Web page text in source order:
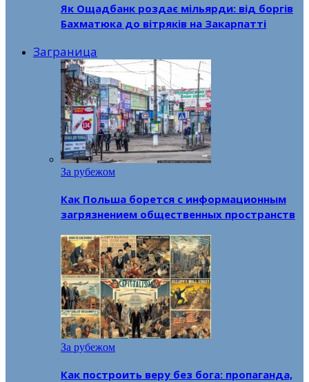
Як Ощадбанк роздає мільярди: від боргів
Бахматюка до вітряків на Закарпатті
Заграница
За рубежом
Как Польша борется с информационным
загрязнением общественных пространств
За рубежом
Как построить веру без бога: пропаганда,